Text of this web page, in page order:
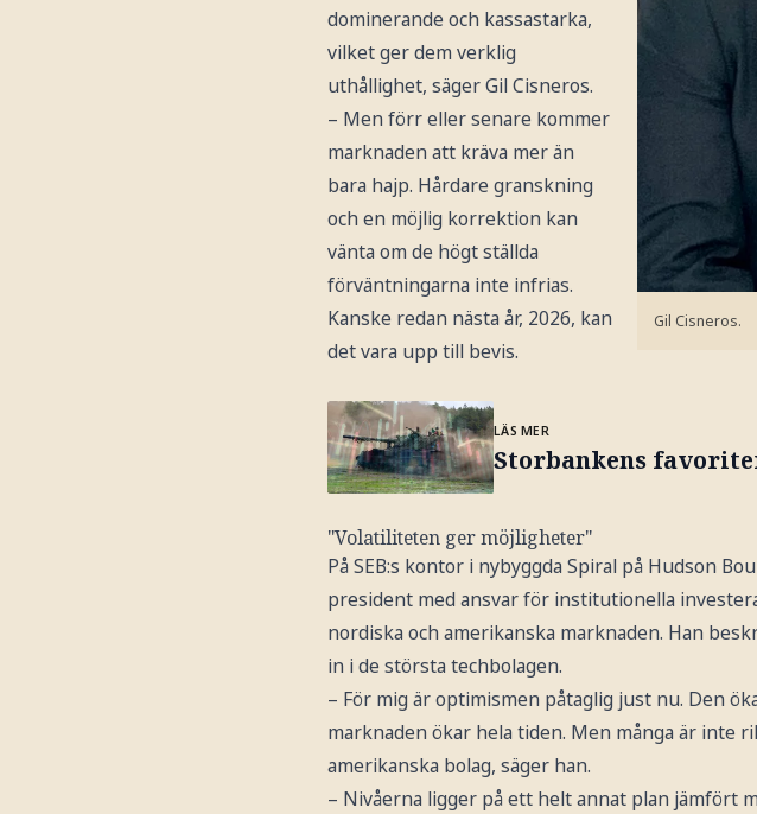
Gil Cisneros.
dominerande och kassastarka,
vilket ger dem verklig
uthållighet, säger Gil Cisneros.
– Men förr eller senare kommer
marknaden att kräva mer än
bara hajp. Hårdare granskning
och en möjlig korrektion kan
vänta om de högt ställda
förväntningarna inte infrias.
Kanske redan nästa år, 2026, kan
det vara upp till bevis.
LÄS MER
Storbankens
"Volatiliteten ger möjligheter"
På SEB:s kontor i nybyggda Spiral på Hudson
president med ansvar för institutionella
nordiska och amerikanska marknaden. Han
in i de största techbolagen.
– För mig är optimismen påtaglig just nu. Den
marknaden ökar hela tiden. Men många är inte
amerikanska bolag, säger han.
– Nivåerna ligger på ett helt annat plan jämfört